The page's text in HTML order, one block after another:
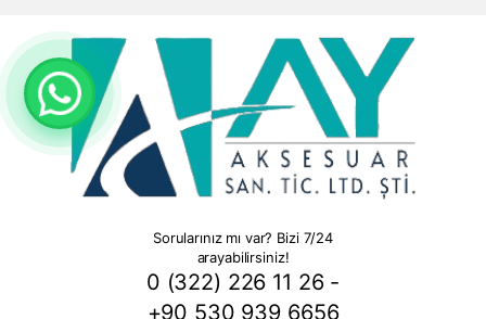
Sorularınız mı var? Bizi 7/24
arayabilirsiniz!
0 (322) 226 11 26 -
+90 530 939 6656